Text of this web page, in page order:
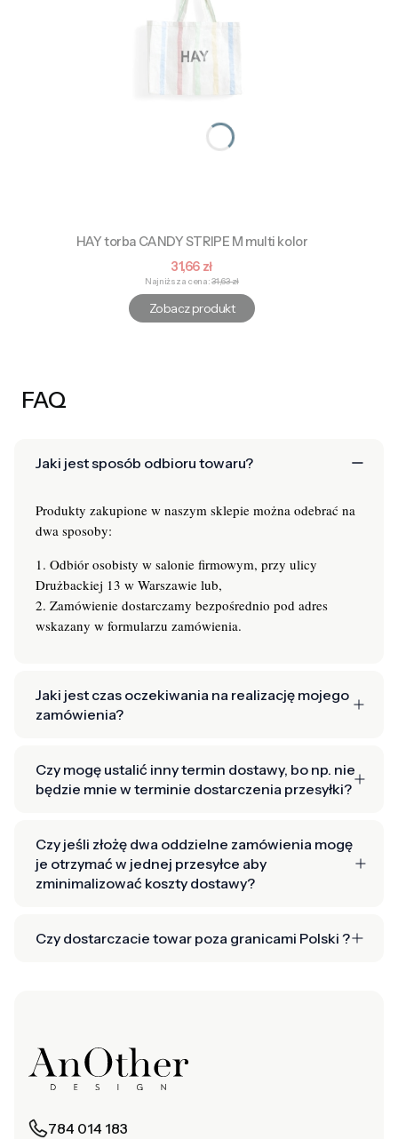
HAY torba CANDY STRIPE M multi kolor
Cena promocyjna
31,66 zł
Najniższa cena: 31,63 zł
Zobacz produkt
FAQ
Jaki jest sposób odbioru towaru?
Produkty zakupione w naszym sklepie można odebrać na
dwa sposoby:
1. Odbiór osobisty w salonie firmowym, przy ulicy
Drużbackiej 13 w Warszawie lub,
2. Zamówienie dostarczamy bezpośrednio pod adres
wskazany w formularzu zamówienia.
Jaki jest czas oczekiwania na realizację mojego
zamówienia?
Czy mogę ustalić inny termin dostawy, bo np. nie
będzie mnie w terminie dostarczenia przesyłki?
Czy jeśli złożę dwa oddzielne zamówienia mogę
je otrzymać w jednej przesyłce aby
zminimalizować koszty dostawy?
Czy dostarczacie towar poza granicami Polski ?
784 014 183